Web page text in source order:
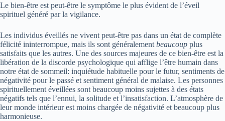
Le bien-être est peut-être le symptôme le plus évident de l’éveil
spirituel généré par la vigilance.
Les individus éveillés ne vivent peut-être pas dans un état de complète
félicité ininterrompue, mais ils sont généralement beaucoup plus
satisfaits que les autres. Une des sources majeures de ce bien-être est la
libération de la discorde psychologique qui afflige l’être humain dans
notre état de sommeil: inquiétude habituelle pour le futur, sentiments de
négativité pour le passé et sentiment général de malaise. Les personnes
spirituellement éveillées sont beaucoup moins sujettes à des états
négatifs tels que l’ennui, la solitude et l’insatisfaction. L’atmosphère de
leur monde intérieur est moins chargée de négativité et beaucoup plus
harmonieuse.